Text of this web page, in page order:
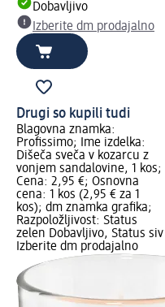
Dobavljivo
Izberite dm prodajalno
Drugi so kupili tudi
Blagovna znamka:
Profissimo; Ime izdelka:
Dišeča sveča v kozarcu z
vonjem sandalovine, 1 kos;
Cena: 2,95 €; Osnovna
cena: 1 kos (2,95 € za 1
kos); dm znamka grafika;
Razpoložljivost: Status
zelen Dobavljivo, Status siv
Izberite dm prodajalno